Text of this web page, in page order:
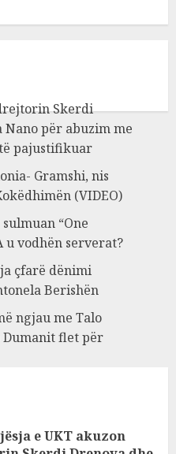
Skerdi
Nano për abuzim me
pajustifikuar
Gramshi, nis
(VIDEO)
“One
u vodhën serverat?
çfarë dënimi
Berishën
ngjau me Talo
Dumanit flet për
e UKT akuzon